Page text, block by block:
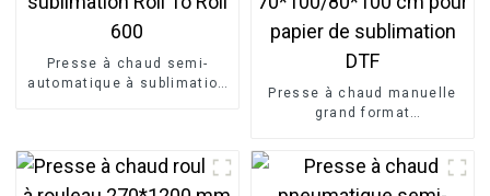
Presse à chaud semi-
automatique à sublimation
Presse à chaud manuelle
grand format
papier de sublimation DTF